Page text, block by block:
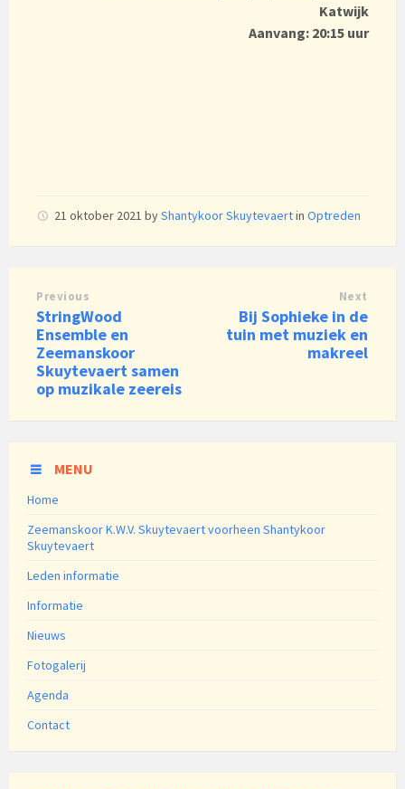
Katwijk
Aanvang: 20:15 uur
21 oktober 2021 byShantykoor Skuytevaertin Optreden
Previous
StringWood
Ensemble en
Zeemanskoor
Skuytevaert samen
op muzikale zeereis
Next
Bij Sophieke in de
tuin met muziek en
makreel
MENU
Home
Zeemanskoor K.W.V. Skuytevaert voorheen Shantykoor
Skuytevaert
Leden informatie
Informatie
Nieuws
Fotogalerij
Agenda
Contact